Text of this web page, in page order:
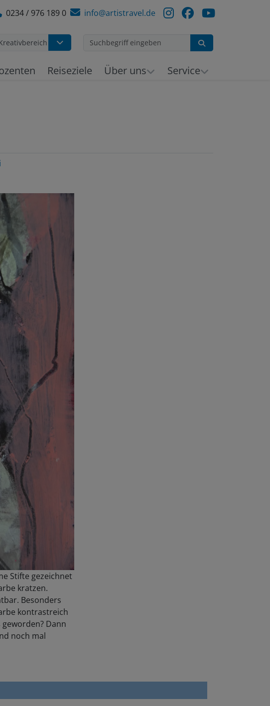
0234 / 976 189 0 info@artistravel.de
Reiseziele Über uns Service
Stifte gezeichnet
kratzen.
Besonders
kontrastreich
Dann
noch mal